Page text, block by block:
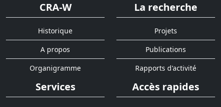
CRA-W
Historique
A propos
Organigramme
La recherche
Projets
Publications
Rapports d'activité
Services Accès rapides